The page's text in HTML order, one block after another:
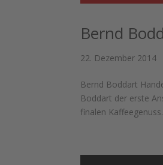
Bernd
22. Dezember 2014
Bernd Boddart
Boddart der erste
finalen